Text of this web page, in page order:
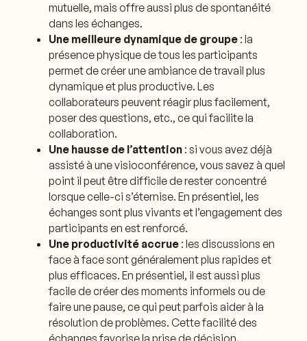
mutuelle, mais offre aussi plus de spontanéité
dans les échanges.
Une meilleure dynamique de groupe : la
présence physique de tous les participants
permet de créer une ambiance de travail plus
dynamique et plus productive. Les
collaborateurs peuvent réagir plus facilement,
poser des questions, etc., ce qui facilite la
collaboration.
Une hausse de l’attention : si vous avez déjà
assisté à une visioconférence, vous savez à quel
point il peut être difficile de rester concentré
lorsque celle-ci s’éternise. En présentiel, les
échanges sont plus vivants et l’engagement des
participants en est renforcé.
Une productivité accrue : les discussions en
face à face sont généralement plus rapides et
plus efficaces. En présentiel, il est aussi plus
facile de créer des moments informels ou de
faire une pause, ce qui peut parfois aider à la
résolution de problèmes. Cette facilité des